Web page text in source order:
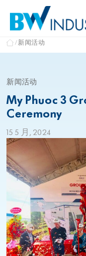
新闻活动
新闻活动
My Phuoc 3
Ceremony
15 5 月, 2024